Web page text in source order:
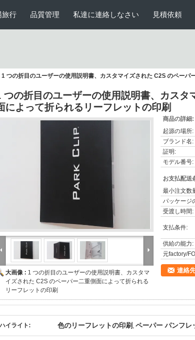
旅行 品質管理 私達に連絡しなさい 見積依頼
1 つの折目のユーザーの使用説明書、カスタマイズされた C2S のペーパ
つの折目のユーザーの使用説明書、カスタ
によって折られるリーフレットの印刷
大画像 : 1 つの折目のユーザーの使用説明書、カスタマ
イズされた C2S のペーパー二重側面によって折られる
リーフレットの印刷
商品の詳細:
起源の場所:
ブランド名:
証明:
モデル番号:
お支払配送
最小注文数
パッケージ
受渡し時間:
支払条件:
供給の能力:
元factory/
連絡
ハイライト: 色のリーフレットの印刷 , ペーパー パンフレ